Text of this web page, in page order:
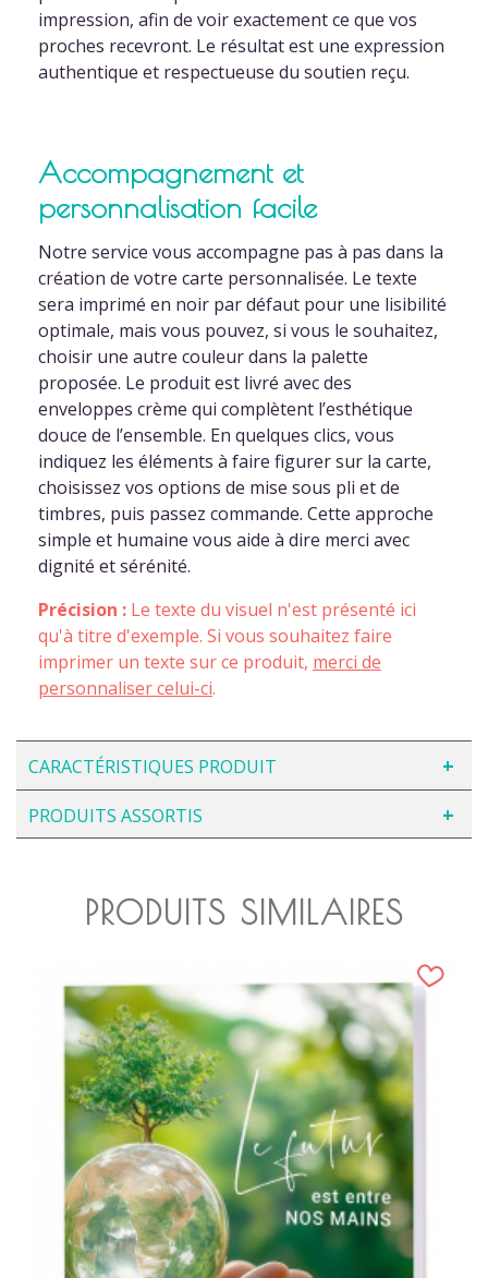
impression, afin de voir exactement ce que vos
proches recevront. Le résultat est une expression
authentique et respectueuse du soutien reçu.
Accompagnement et
personnalisation facile
Notre service vous accompagne pas à pas dans la
création de votre carte personnalisée. Le texte
sera imprimé en noir par défaut pour une lisibilité
optimale, mais vous pouvez, si vous le souhaitez,
choisir une autre couleur dans la palette
proposée. Le produit est livré avec des
enveloppes crème qui complètent l’esthétique
douce de l’ensemble. En quelques clics, vous
indiquez les éléments à faire figurer sur la carte,
choisissez vos options de mise sous pli et de
timbres, puis passez commande. Cette approche
simple et humaine vous aide à dire merci avec
dignité et sérénité.
Précision : Le texte du visuel n'est présenté ici
qu'à titre d'exemple. Si vous souhaitez faire
imprimer un texte sur ce produit, merci de
personnaliser celui-ci.
CARACTÉRISTIQUES PRODUIT
PRODUITS ASSORTIS
PRODUITS SIMILAIRES